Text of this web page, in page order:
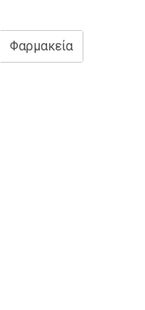
Φαρμακεία